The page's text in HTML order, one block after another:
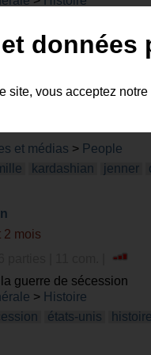
et 6 mois
et médias > People
kardashian jenner
2 mois
guerre de sécession
> Histoire
états-unis histoire
données
site, vous acceptez